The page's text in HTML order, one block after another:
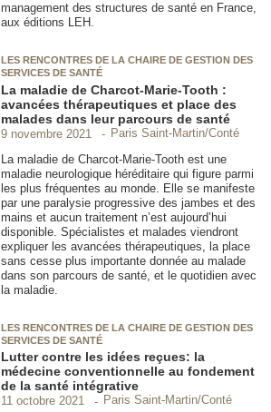
management des structures de santé en France,
aux éditions LEH.
LES RENCONTRES DE LA CHAIRE DE GESTION DES
SERVICES DE SANTÉ
La maladie de Charcot-Marie-Tooth :
avancées thérapeutiques et place des
malades dans leur parcours de santé
9 novembre 2021
Paris Saint-Martin/Conté
La maladie de Charcot-Marie-Tooth est une
maladie neurologique héréditaire qui figure parmi
les plus fréquentes au monde. Elle se manifeste
par une paralysie progressive des jambes et des
mains et aucun traitement n’est aujourd’hui
disponible. Spécialistes et malades viendront
expliquer les avancées thérapeutiques, la place
sans cesse plus importante donnée au malade
dans son parcours de santé, et le quotidien avec
la maladie.
LES RENCONTRES DE LA CHAIRE DE GESTION DES
SERVICES DE SANTÉ
Lutter contre les idées reçues: la
médecine conventionnelle au fondement
de la santé intégrative
11 octobre 2021
Paris Saint-Martin/Conté